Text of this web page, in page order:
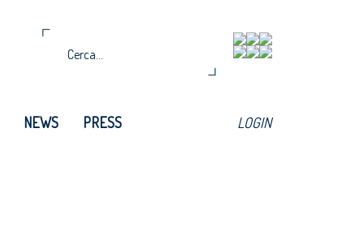
NEWS PRESS LOGIN